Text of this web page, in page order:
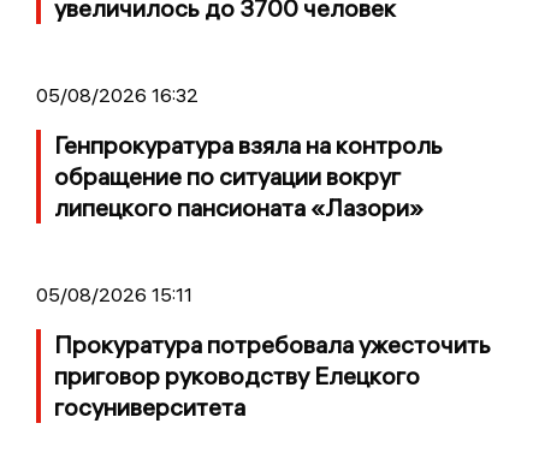
увеличилось до 3700 человек
05/08/2026 16:32
Генпрокуратура взяла на контроль
обращение по ситуации вокруг
липецкого пансионата «Лазори»
05/08/2026 15:11
Прокуратура потребовала ужесточить
приговор руководству Елецкого
госуниверситета